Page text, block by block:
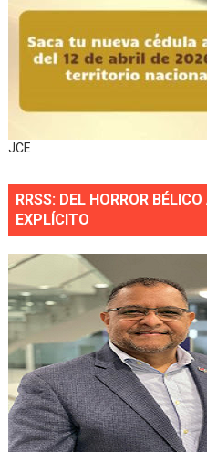
JCE
RRSS: DEL HORROR
EXPLÍCITO